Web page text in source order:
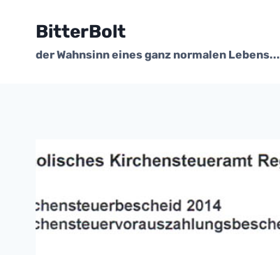
springen
BitterBolt
der Wahnsinn eines ganz normalen Lebens...